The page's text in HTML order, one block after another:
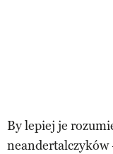
By lepiej je